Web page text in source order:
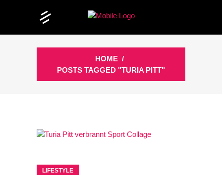
HOME /
POSTS TAGGED "TURIA PITT"
LIFESTYLE